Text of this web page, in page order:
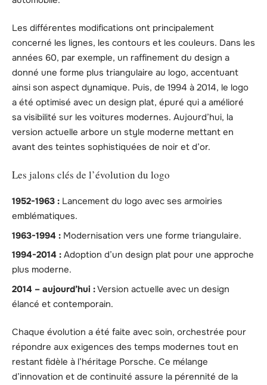
Les différentes modifications ont principalement
concerné les lignes, les contours et les couleurs. Dans les
années 60, par exemple, un raffinement du design a
donné une forme plus triangulaire au logo, accentuant
ainsi son aspect dynamique. Puis, de 1994 à 2014, le logo
a été optimisé avec un design plat, épuré qui a amélioré
sa visibilité sur les voitures modernes. Aujourd’hui, la
version actuelle arbore un style moderne mettant en
avant des teintes sophistiquées de noir et d’or.
Les jalons clés de l’évolution du logo
1952-1963 : Lancement du logo avec ses armoiries
emblématiques.
1963-1994 : Modernisation vers une forme triangulaire.
1994-2014 : Adoption d’un design plat pour une approche
plus moderne.
2014 – aujourd’hui :Version actuelle avec un design
élancé et contemporain.
Chaque évolution a été faite avec soin, orchestrée pour
répondre aux exigences des temps modernes tout en
restant fidèle à l’héritage Porsche. Ce mélange
d’innovation et de continuité assure la pérennité de la